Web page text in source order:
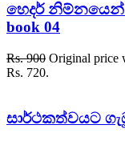
හෙදර් නිම්නයෙන්
book 04
Rs.900 Original price
Rs. 720.
සාර්ථකත්වයට